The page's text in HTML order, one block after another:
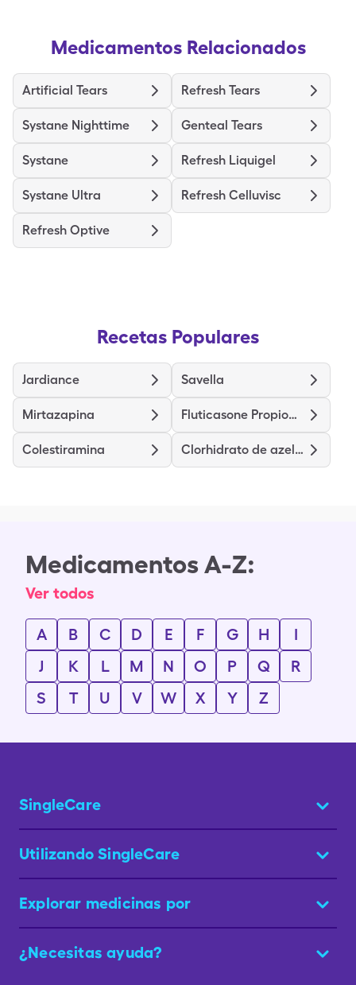
Medicamentos Relacionados
Artificial Tears Refresh Tears
Systane Nighttime Genteal Tears
Systane Refresh Liquigel
Systane Ultra Refresh Celluvisc
Refresh Optive
Recetas Populares
Jardiance Savella
Mirtazapina Fluticasone Propionate HFA
Colestiramina Clorhidrato de azelastina
Medicamentos A-Z:
Ver todos
A B C D E F G H
I
J
K L M N O P Q
R
S
T U V W X Y Z
SingleCare
Utilizando SingleCare
Explorar medicinas por
¿Necesitas ayuda?